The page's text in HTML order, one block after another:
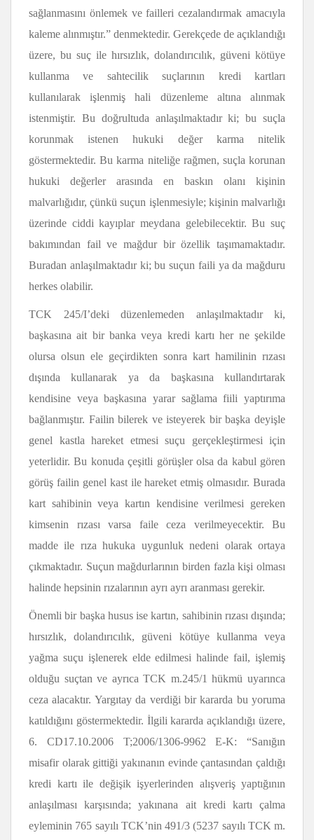
sağlanmasını önlemek ve failleri cezalandırmak amacıyla
kaleme alınmıştır.” denmektedir. Gerekçede de açıklandığı
üzere, bu suç ile hırsızlık, dolandırıcılık, güveni kötüye
kullanma ve sahtecilik suçlarının kredi kartları
kullanılarak işlenmiş hali düzenleme altına alınmak
istenmiştir. Bu doğrultuda anlaşılmaktadır ki; bu suçla
korunmak istenen hukuki değer karma nitelik
göstermektedir. Bu karma niteliğe rağmen, suçla korunan
hukuki değerler arasında en baskın olanı kişinin
malvarlığıdır, çünkü suçun işlenmesiyle; kişinin malvarlığı
üzerinde ciddi kayıplar meydana gelebilecektir. Bu suç
bakımından fail ve mağdur bir özellik taşımamaktadır.
Buradan anlaşılmaktadır ki; bu suçun faili ya da mağduru
herkes olabilir.
TCK 245/I’deki düzenlemeden anlaşılmaktadır ki,
başkasına ait bir banka veya kredi kartı her ne şekilde
olursa olsun ele geçirdikten sonra kart hamilinin rızası
dışında kullanarak ya da başkasına kullandırtarak
kendisine veya başkasına yarar sağlama fiili yaptırıma
bağlanmıştır. Failin bilerek ve isteyerek bir başka deyişle
genel kastla hareket etmesi suçu gerçekleştirmesi için
yeterlidir. Bu konuda çeşitli görüşler olsa da kabul gören
görüş failin genel kast ile hareket etmiş olmasıdır. Burada
kart sahibinin veya kartın kendisine verilmesi gereken
kimsenin rızası varsa faile ceza verilmeyecektir. Bu
madde ile rıza hukuka uygunluk nedeni olarak ortaya
çıkmaktadır. Suçun mağdurlarının birden fazla kişi olması
halinde hepsinin rızalarının ayrı ayrı aranması gerekir.
Önemli bir başka husus ise kartın, sahibinin rızası dışında;
hırsızlık, dolandırıcılık, güveni kötüye kullanma veya
yağma suçu işlenerek elde edilmesi halinde fail, işlemiş
olduğu suçtan ve ayrıca TCK m.245/1 hükmü uyarınca
ceza alacaktır. Yargıtay da verdiği bir kararda bu yoruma
katıldığını göstermektedir. İlgili kararda açıklandığı üzere,
6. CD17.10.2006 T;2006/1306-9962 E-K: “Sanığın
misafir olarak gittiği yakınanın evinde çantasından çaldığı
kredi kartı ile değişik işyerlerinden alışveriş yaptığının
anlaşılması karşısında; yakınana ait kredi kartı çalma
eyleminin 765 sayılı TCK’nin 491/3 (5237 sayılı TCK m.